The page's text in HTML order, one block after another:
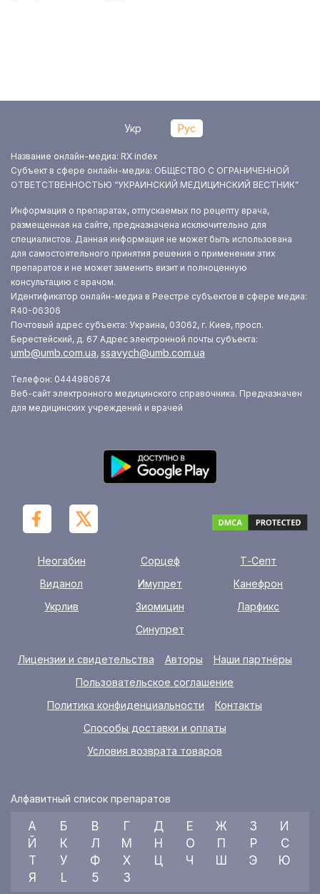
Укр Рус
Название онлайн-медиа: RX index
Субъект в сфере онлайн-медиа: ОБЩЕСТВО С ОГРАНИЧЕННОЙ
ОТВЕТСТВЕННОСТЬЮ “УКРАИНСКИЙ МЕДИЦИНСКИЙ ВЕСТНИК”
Информация о препаратах, отпускаемых по рецепту врача,
размещенная на сайте, предназначена исключительно для
специалистов. Данная информация не может быть использована
для самостоятельного принятия решения о применении этих
препаратов и не может заменить визит и полноценную
консультацию с врачом.
Идентификатор онлайн-медиа в Реестре субъектов в сфере медиа:
R40-06306
Почтовый адрес субъекта: Украина, 03062, г. Киев, просп.
Берестейский, д. 67 Адрес электронной почты субъекта:
umb@umb.com.ua, ssavych@umb.com.ua
Телефон: 0444980674
Веб-сайт электронного медицинского справочника. Предназначен
для медицинских учреждений и врачей
Неогабин Сорцеф
Т-Септ
Виданол
Имупрет
Канефрон
Укрлив
Зиомицин
Ларфикс
Синупрет
Лицензии и свидетельства Авторы
Наши партнёры
Пользовательское соглашение
Политика конфиденциальности
Контакты
Способы доставки и оплаты
Условия возврата товаров
Алфавитный список препаратов
А Б В Г Д Е Ж З
И
Й
К Л М Н О П Р
С
Т
У Ф Х Ц Ч Ш Э
Ю
Я
L 5 3